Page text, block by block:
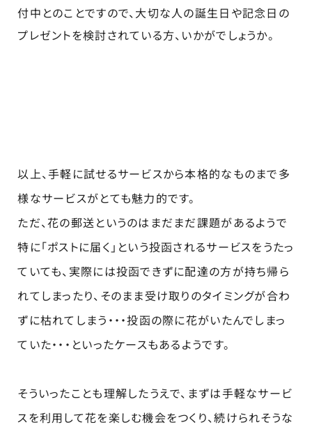
付中とのことですので、大切な人の誕生日や記念日の
プレゼントを検討されている方、いかがでしょうか。
以上、手軽に試せるサービスから本格的なものまで多
様なサービスがとても魅力的です。
ただ、花の郵送というのはまだまだ課題があるようで
特に「ポストに届く」という投函されるサービスをうたっ
ていても、実際には投函できずに配達の方が持ち帰ら
れてしまったり、そのまま受け取りのタイミングが合わ
ずに枯れてしまう・・・投函の際に花がいたんでしまっ
ていた・・・といったケースもあるようです。
そういったことも理解したうえで、まずは手軽なサービ
スを利用して花を楽しむ機会をつくり、続けられそうな